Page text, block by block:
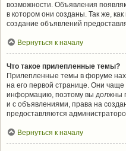
возможности. Объявления
в котором они созданы. Так же,
создание объявлений
Вернуться к началу
Что такое прилепленные темы?
Прилепленные темы в форуме
на его первой странице. Они
информацию, поэтому вы должны
и с объявлениями, права на
предоставляются
Вернуться к началу